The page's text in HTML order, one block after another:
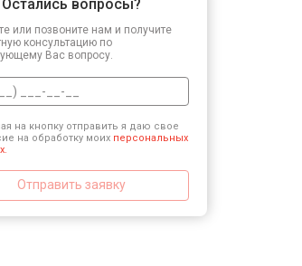
Остались вопросы?
или позвоните нам и получите
консультацию по
Вас вопросу.
на кнопку отправить я даю свое
на обработку моих персональных
Отправить заявку